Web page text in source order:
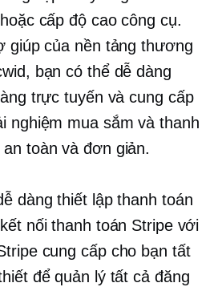
cấp độ caocông cụ.
giúp của nền tảng thương
bạn có thể dễ dàng
trực tuyến và cung cấp
nghiệm mua sắm và thanh
toàn và đơn giản.
dàng thiết lập thanh toán
nối thanh toán Stripe với
cung cấp cho bạn tất
để quản lý tất cả đăng